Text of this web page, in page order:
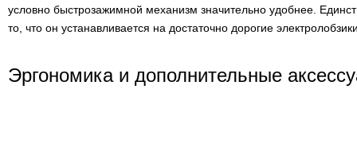
условно быстрозажимной механизм значительно удобнее.
то, что он устанавливается на достаточно дорогие
Эргономика и дополнительные